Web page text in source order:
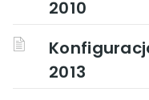
2010
2013